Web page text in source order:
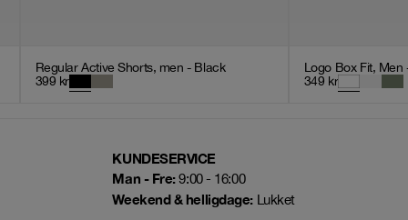
Regular Active Shorts, men - Black
399 kr
Logo Box Fit, Men
349 kr
KUNDESERVICE
Man - Fre:9:00 - 16:00
Weekend & helligdage:Lukket